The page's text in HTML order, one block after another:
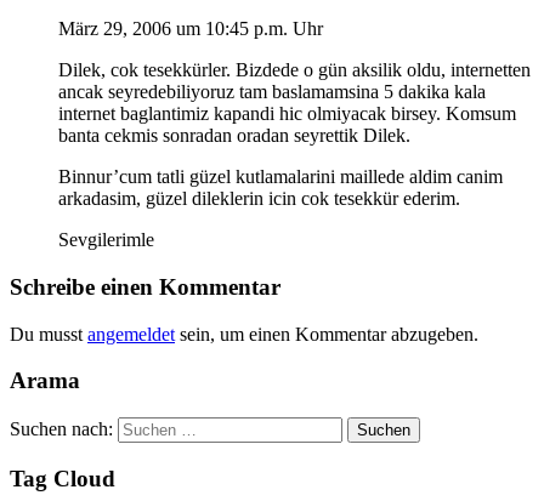
März 29, 2006 um 10:45 p.m. Uhr
Dilek, cok tesekkürler. Bizdede o gün aksilik oldu, internetten
ancak seyredebiliyoruz tam baslamamsina 5 dakika kala
internet baglantimiz kapandi hic olmiyacak birsey. Komsum
banta cekmis sonradan oradan seyrettik Dilek.
Binnur’cum tatli güzel kutlamalarini maillede aldim canim
arkadasim, güzel dileklerin icin cok tesekkür ederim.
Sevgilerimle
Schreibe einen Kommentar
Du musst angemeldet sein, um einen Kommentar abzugeben.
Arama
Suchen nach:
Tag Cloud